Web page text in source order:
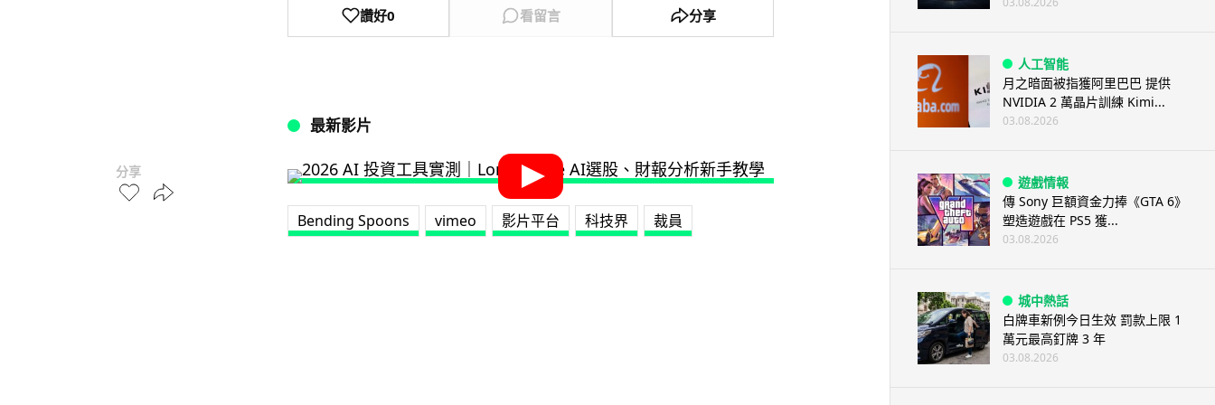
分享
讚好0 看留言 分享
最新影片
Bending Spoons vimeo 影片平台 科技界 裁員
人工智能
月之暗面被指獲阿里巴巴 提供
NVIDIA 2 萬晶片訓練 Kimi...
03.08.2026
遊戲情報
傳 Sony 巨額資金力捧《GTA 6》
塑造遊戲在 PS5 獲...
03.08.2026
城中熱話
白牌車新例今日生效 罰款上限 1
萬元最高釘牌 3 年
03.08.2026